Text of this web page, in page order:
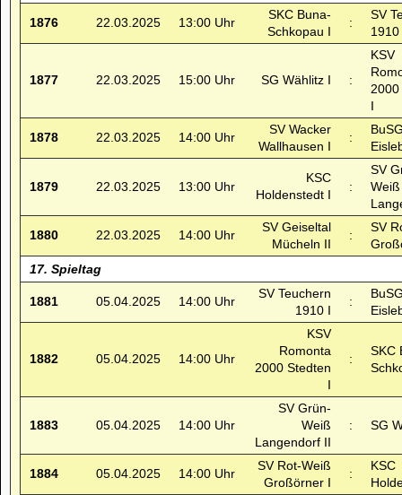
1876 22.03.2025 13:00 Uhr
SKC Buna-
Schkopau I
:
SV
1910
1877 22.03.2025 15:00 Uhr SG Wählitz I :
KSV
I
1878 22.03.2025 14:00 Uhr
SV Wacker
Wallhausen I
:
1879 22.03.2025 13:00 Uhr
KSC
Holdenstedt I
:
SV
Weiß
1880 22.03.2025 14:00 Uhr
SV Geiseltal
Mücheln II
:
SV
17. Spieltag
1881 05.04.2025 14:00 Uhr
SV Teuchern
1910 I
:
1882 05.04.2025 14:00 Uhr
KSV
Romonta
2000 Stedten
I
:
SKC
1883 05.04.2025 14:00 Uhr
SV Grün-
Weiß
Langendorf II
: SG
1884 05.04.2025 14:00 Uhr
SV Rot-Weiß
Großörner I
:
KSC